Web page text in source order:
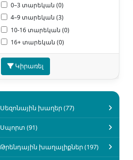
0–3 տարեկան (0)
4–9 տարեկան (3)
10-16 տարեկան (0)
16+ տարեկան (0)
Կիրառել
Սեզոնային խաղեր (77)
Սպորտ (91)
Թրենդային խաղալիքներ (197)